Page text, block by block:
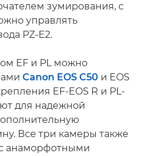
зумирования, с
управлять
PZ-E2.
EF ­и PL можно
Canon EOS C50 и EOS
EF-EOS R и PL-
для надежной
Все три камеры также
анаморфотными